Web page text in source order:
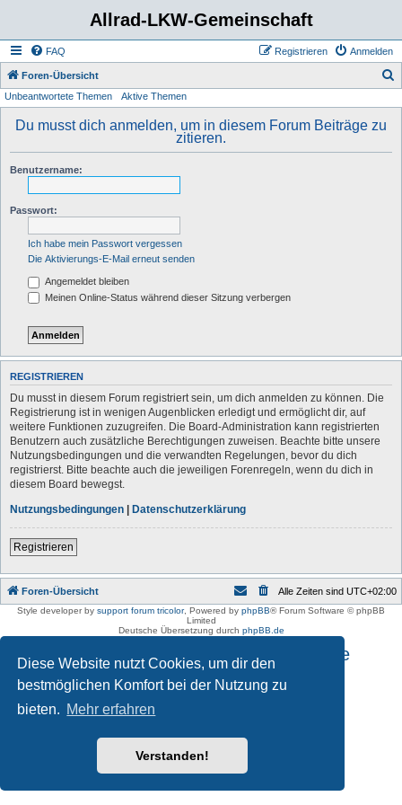
Diese Website nutzt Cookies, um dir den
bestmöglichen Komfort bei der Nutzung zu
bieten. Mehr erfahren
Verstanden!
Allrad-LKW-Gemeinschaft
FAQ Anmelden
Registrieren
Foren-Übersicht
Unbeantwortete Themen Aktive Themen
Du musst dich anmelden, um in diesem Forum Beiträge zu
zitieren.
Benutzername:
Passwort:
Ich habe mein Passwort vergessen
Die Aktivierungs-E-Mail erneut senden
Angemeldet bleiben
Meinen Online-Status während dieser Sitzung verbergen
REGISTRIEREN
Du musst in diesem Forum registriert sein, um dich anmelden zu können. Die
Registrierung ist in wenigen Augenblicken erledigt und ermöglicht dir, auf
weitere Funktionen zuzugreifen. Die Board-Administration kann registrierten
Benutzern auch zusätzliche Berechtigungen zuweisen. Beachte bitte unsere
Nutzungsbedingungen und die verwandten Regelungen, bevor du dich
registrierst. Bitte beachte auch die jeweiligen Forenregeln, wenn du dich in
diesem Board bewegst.
Nutzungsbedingungen | Datenschutzerklärung
Registrieren
Foren-Übersicht Alle Zeiten sind UTC+02:00
Style developer by support forum tricolor, Powered by phpBB® Forum Software © phpBB
Limited
Deutsche Übersetzung durch phpBB.de
Impressum und Datenschutzhinweise